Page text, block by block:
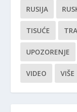
RUSIJA
TISUĆE
UPOZORENJE
VIDEO VIŠE